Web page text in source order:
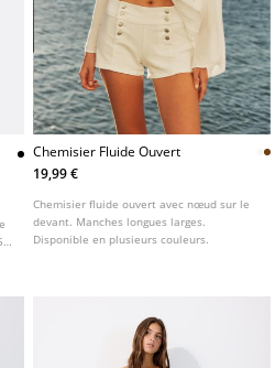
Chemisier Fluide Ouvert
19,99 €
Chemisier fluide ouvert avec nœud sur le
devant. Manches longues larges.
Disponible en plusieurs couleurs.